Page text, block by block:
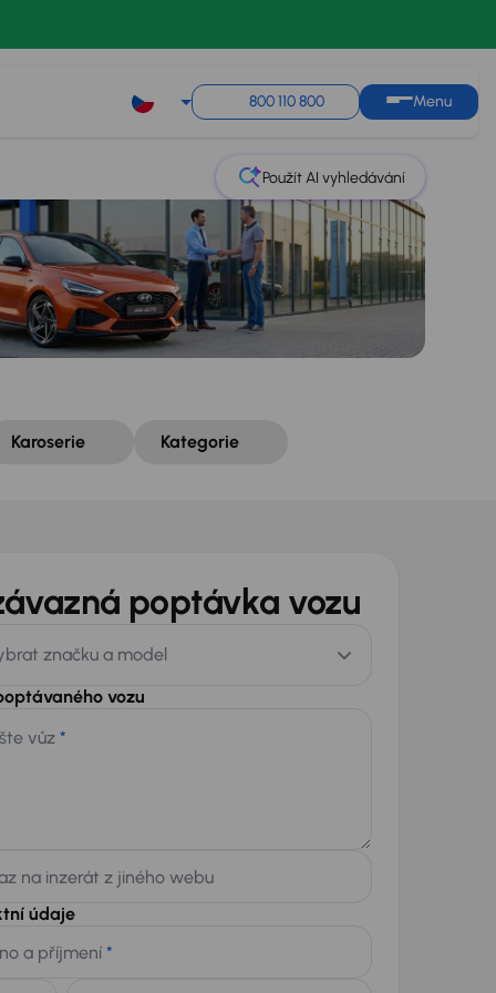
800 110 800 Menu
Použít AI vyhledávání
Karoserie Kategorie
poptávka vozu
značku a model
vozu
vůz *
na inzerát z jiného webu
údaje
a příjmení *